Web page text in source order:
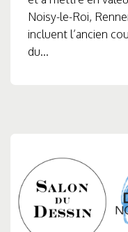
Noisy-le-Roi,
incluent l’ancien
du...